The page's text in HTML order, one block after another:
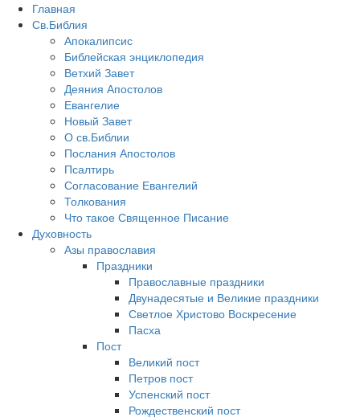
Главная
Св.Библия
Апокалипсис
Библейская энциклопедия
Ветхий Завет
Деяния Апостолов
Евангелие
Новый Завет
О св.Библии
Послания Апостолов
Псалтирь
Согласование Евангелий
Толкования
Что такое Священное Писание
Духовность
Азы православия
Праздники
Православные праздники
Двунадесятые и Великие праздники
Светлое Христово Воскресение
Пасха
Пост
Великий пост
Петров пост
Успенский пост
Рождественский пост